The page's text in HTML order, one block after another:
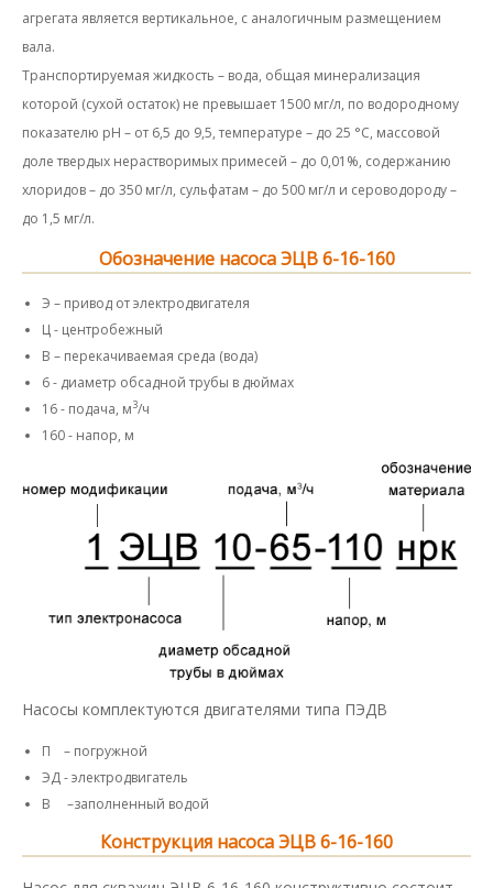
агрегата является вертикальное, с аналогичным размещением
вала.
Транспортируемая жидкость – вода, общая минерализация
которой (сухой остаток) не превышает 1500 мг/л, по водородному
показателю рН – от 6,5 до 9,5, температуре – до 25 °С, массовой
доле твердых нерастворимых примесей – до 0,01%, содержанию
хлоридов – до 350 мг/л, сульфатам – до 500 мг/л и сероводороду –
до 1,5 мг/л.
Обозначение насоса ЭЦВ 6-16-160
Э – привод от электродвигателя
Ц - центробежный
В – перекачиваемая среда (вода)
6 - диаметр обсадной трубы в дюймах
16 - подача, м3/ч
160 - напор, м
Насосы комплектуются двигателями типа ПЭДВ
П – погружной
ЭД - электродвигатель
В –заполненный водой
Конструкция насоса ЭЦВ 6-16-160